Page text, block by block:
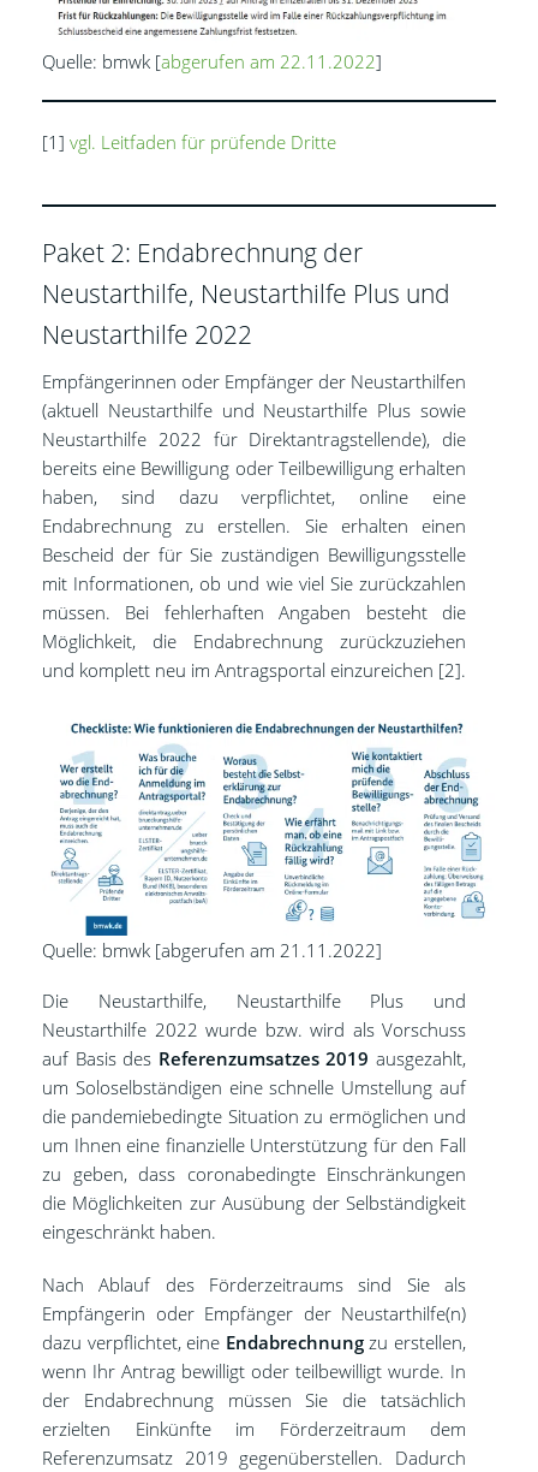
Quelle: bmwk [abgerufen am 22.11.2022]
[1] vgl. Leitfaden für prüfende Dritte
Paket 2: Endabrechnung der
Neustarthilfe, Neustarthilfe Plus und
Neustarthilfe 2022
Empfängerinnen oder Empfänger der Neustarthilfen
(aktuell Neustarthilfe und Neustarthilfe Plus sowie
Neustarthilfe 2022 für Direktantragstellende), die
bereits eine Bewilligung oder Teilbewilligung erhalten
haben, sind dazu verpflichtet, online eine
Endabrechnung zu erstellen. Sie erhalten einen
Bescheid der für Sie zuständigen Bewilligungsstelle
mit Informationen, ob und wie viel Sie zurückzahlen
müssen. Bei fehlerhaften Angaben besteht die
Möglichkeit, die Endabrechnung zurückzuziehen
und komplett neu im Antragsportal einzureichen [2].
Quelle: bmwk [abgerufen am 21.11.2022]
Die Neustarthilfe, Neustarthilfe Plus und
Neustarthilfe 2022 wurde bzw. wird als Vorschuss
auf Basis des Referenzumsatzes 2019 ausgezahlt,
um Soloselbständigen eine schnelle Umstellung auf
die pandemiebedingte Situation zu ermöglichen und
um Ihnen eine finanzielle Unterstützung für den Fall
zu geben, dass coronabedingte Einschränkungen
die Möglichkeiten zur Ausübung der Selbständigkeit
eingeschränkt haben.
Nach Ablauf des Förderzeitraums sind Sie als
Empfängerin oder Empfänger der Neustarthilfe(n)
dazu verpflichtet, eine Endabrechnungzu erstellen,
wenn Ihr Antrag bewilligt oder teilbewilligt wurde. In
der Endabrechnung müssen Sie die tatsächlich
erzielten Einkünfte im Förderzeitraum dem
Referenzumsatz 2019 gegenüberstellen. Dadurch